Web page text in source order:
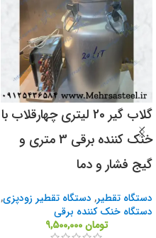
گلاب گیر 20 لیتری چهارقلاب با
خنک کننده برقی 3 متری و
گیج فشار و دما
دستگاه تقطیر, دستگاه تقطیر زودپزی,
دستگاه خنک کننده برقی
تومان